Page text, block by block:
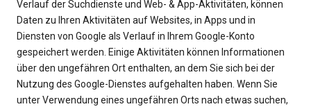
Verlauf der Suchdienste und Web- & App-Aktivitäten, können
Daten zu Ihren Aktivitäten auf Websites, in Apps und in
Diensten von Google als Verlauf in Ihrem Google-Konto
gespeichert werden. Einige Aktivitäten können Informationen
über den ungefähren Ort enthalten, an dem Sie sich bei der
Nutzung des Google-Dienstes aufgehalten haben. Wenn Sie
unter Verwendung eines ungefähren Orts nach etwas suchen,